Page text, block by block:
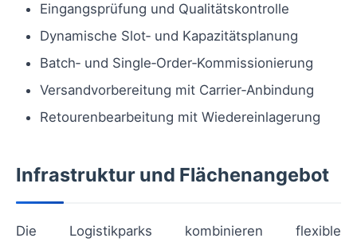
Eingangsprüfung und Qualitätskontrolle
Dynamische Slot‑ und Kapazitätsplanung
Batch‑ und Single‑Order‑Kommissionierung
Versandvorbereitung mit Carrier‑Anbindung
Retourenbearbeitung mit Wiedereinlagerung
Infrastruktur und Flächenangebot
Die Logistikparks kombinieren flexible